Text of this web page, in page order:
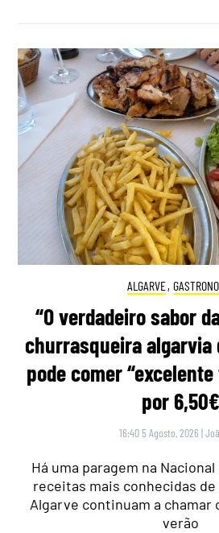
ALGARVE,
“O verdadeiro sabor
churrasqueira algarvia
pode comer
por 6,50€
16:40 5 Agosto, 2026 |
Há uma paragem na Nacional
receitas mais conhecidas
Algarve continuam a chamar
verão